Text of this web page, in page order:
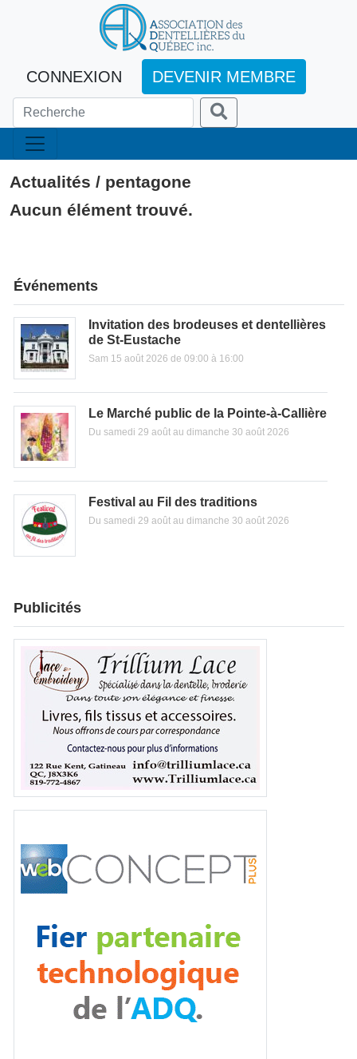
CONNEXION DEVENIR MEMBRE
Actualités / pentagone
Aucun élément trouvé.
Événements
Invitation des brodeuses et dentellières
de St-Eustache
Sam 15 août 2026 de 09:00 à 16:00
Le Marché public de la Pointe-à-Callière
Du samedi 29 août au dimanche 30 août 2026
Festival au Fil des traditions
Du samedi 29 août au dimanche 30 août 2026
Publicités